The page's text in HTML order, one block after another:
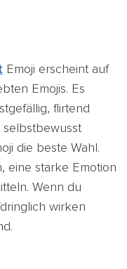
Emoji erscheint auf
Emojis. Es
flirtend
selbstbewusst
die beste Wahl.
eine starke Emotion
Wenn du
wirken